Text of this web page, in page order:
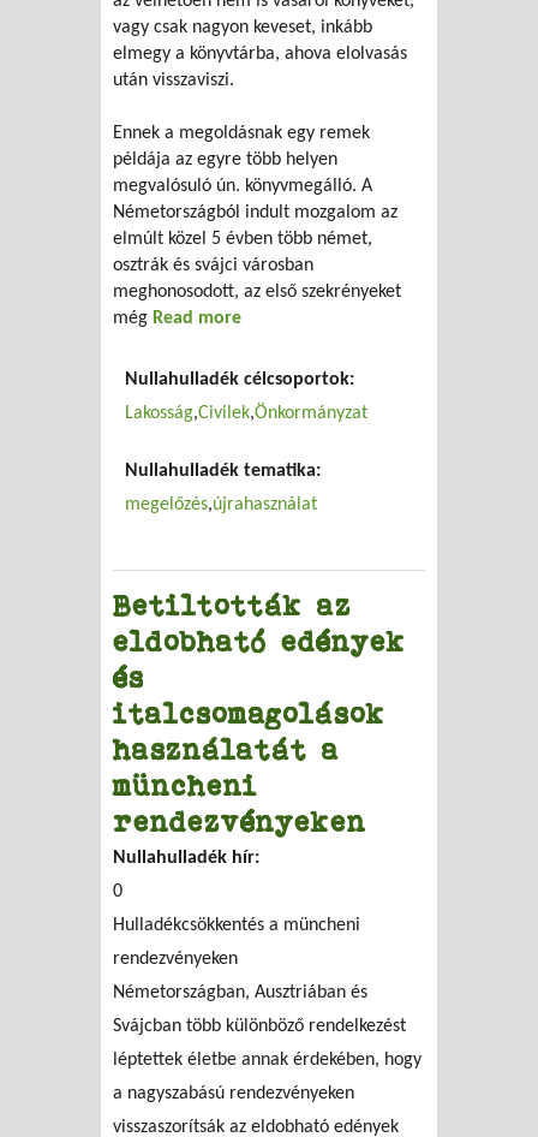
vagy csak nagyon keveset, inkább
elmegy a könyvtárba, ahova elolvasás
után visszaviszi.
Ennek a megoldásnak egy remek
példája az egyre több helyen
megvalósuló ún. könyvmegálló. A
Németországból indult mozgalom az
elmúlt közel 5 évben több német,
osztrák és svájci városban
meghonosodott, az első szekrényeket
még Read more
Nullahulladék célcsoportok:
Lakosság Civilek Önkormányzat
Nullahulladék tematika:
megelőzés újrahasználat
Betiltották az
eldobható edények
és
italcsomagolások
használatát a
müncheni
rendezvényeken
Nullahulladék hír:
0
Hulladékcsökkentés a müncheni
rendezvényeken
Németországban, Ausztriában és
Svájcban több különböző rendelkezést
léptettek életbe annak érdekében, hogy
a nagyszabású rendezvényeken
visszaszorítsák az eldobható edények